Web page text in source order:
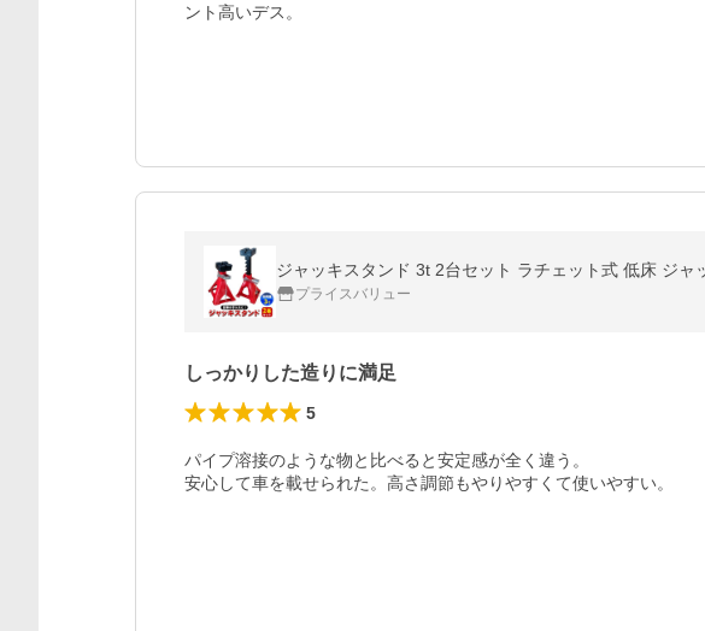
ント高いデス。
プライスバリュー
しっかりした造りに満足
5
パイプ溶接のような物と比べると安定感が全く違う。
安心して車を載せられた。高さ調節もやりやすくて使いやすい。